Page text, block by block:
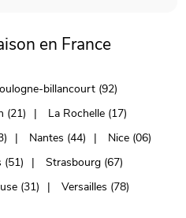
en France
billancourt (92)
(21)
La Rochelle (17)
Nantes (44)
Nice (06)
(51)
Strasbourg (67)
(31) Versailles (78)